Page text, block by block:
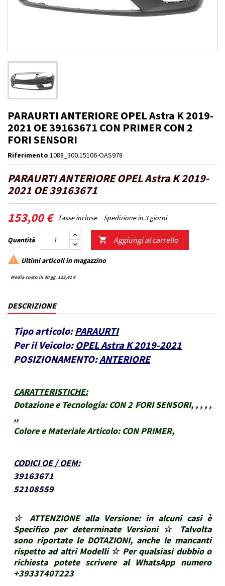
PARAURTI ANTERIORE OPEL Astra K 2019-
2021 OE 39163671 CON PRIMER CON 2
FORI SENSORI
Riferimento 1088_300.15106-OAS978
PARAURTI ANTERIORE OPEL Astra K 2019-
2021 OE 39163671
153,00 € Tasse incluse Spedizione in 3 giorni
Quantità  Aggiungi al carrello
 Ultimi articoli in magazzino
Media costo in 30 gg. 125,41 €
DESCRIZIONE
Tipo articolo: PARAURTI
Per il Veicolo: OPEL Astra K 2019-2021
POSIZIONAMENTO:ANTERIORE
CARATTERISTICHE:
Dotazione e Tecnologia: CON 2 FORI SENSORI, , , , ,
,,
Colore e Materiale Articolo: CON PRIMER,
CODICI OE / OEM:
39163671
52108559
☆ ATTENZIONE alla Versione: in alcuni casi è
Specifico per determinate Versioni ☆ Talvolta
sono riportate le DOTAZIONI, anche le mancanti
rispetto ad altri Modelli ☆ Per qualsiasi dubbio o
richiesta potete scrivere al WhatsApp numero
+39337407223